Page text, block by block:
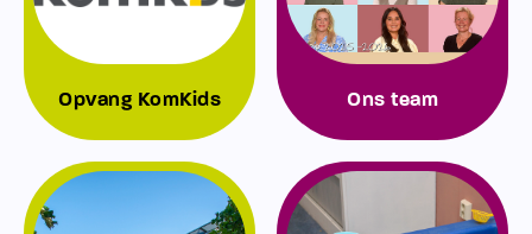
Opvang KomKids Ons team